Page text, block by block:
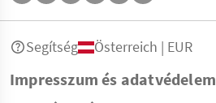
Impresszum és adatvédelem
Segítség Österreich | EUR